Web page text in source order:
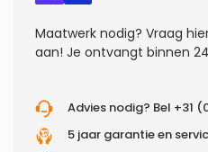
Maatwerk nodig?Vraag
aan! Je ontvangt binnen
Advies nodig? Bel +31
5 jaar garantie en